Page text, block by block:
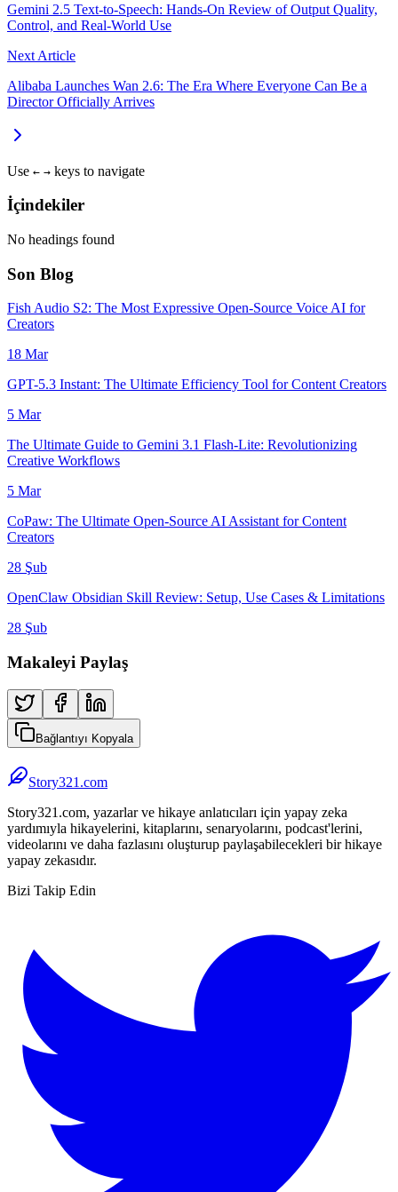
Gemini 2.5 Text‑to‑Speech: Hands‑On Review of Output Quality,
Control, and Real‑World Use
Next Article
Alibaba Launches Wan 2.6: The Era Where Everyone Can Be a
Director Officially Arrives
Use ← → keys to navigate
İçindekiler
No headings found
Son Blog
Fish Audio S2: The Most Expressive Open-Source Voice AI for
Creators
18 Mar
GPT-5.3 Instant: The Ultimate Efficiency Tool for Content Creators
5 Mar
The Ultimate Guide to Gemini 3.1 Flash-Lite: Revolutionizing
Creative Workflows
5 Mar
CoPaw: The Ultimate Open-Source AI Assistant for Content
Creators
28 Şub
OpenClaw Obsidian Skill Review: Setup, Use Cases & Limitations
28 Şub
Makaleyi Paylaş
Bağlantıyı Kopyala
Story321.com
Story321.com, yazarlar ve hikaye anlatıcıları için yapay zeka
yardımıyla hikayelerini, kitaplarını, senaryolarını, podcast'lerini,
videolarını ve daha fazlasını oluşturup paylaşabilecekleri bir hikaye
yapay zekasıdır.
Bizi Takip Edin